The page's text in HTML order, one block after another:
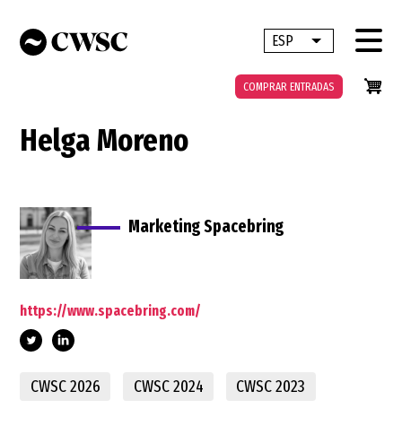
contenido
ESP Lista adicional
COMPRAR ENTRADAS
Helga Moreno
Marketing Spacebring
https://www.spacebring.com/
34416499/
CWSC 2026 CWSC 2024 CWSC 2023